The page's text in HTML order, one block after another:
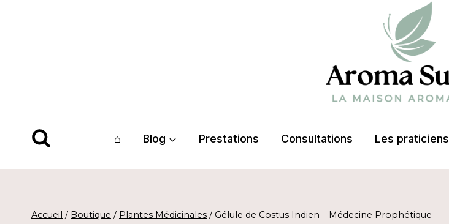
⌂ Blog Prestations Consultations Les praticiens
Accueil / Boutique / Plantes Médicinales / Gélule de Costus Indien – Médecine Prophétique